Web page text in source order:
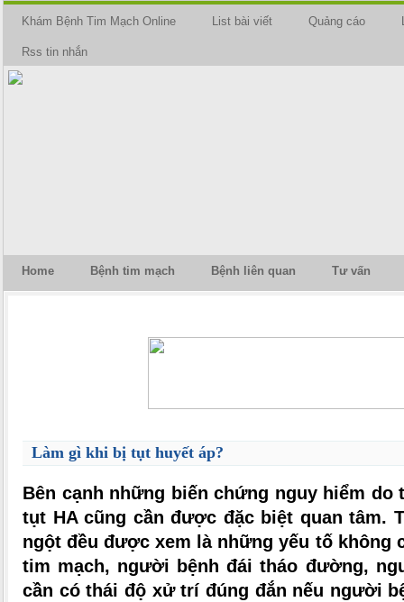
Khám Bệnh Tim Mạch Online List bài viết Quảng cáo
Rss tin nhắn
Home Bệnh tim mạch Bệnh liên quan Tư vấn
Làm gì khi bị tụt huyết áp?
Bên cạnh những biến chứng nguy hiểm do
tụt HA cũng cần được đặc biệt quan tâm.
ngột đều được xem là những yếu tố không
tim mạch, người bệnh đái tháo đường,
cần có thái độ xử trí đúng đắn nếu người